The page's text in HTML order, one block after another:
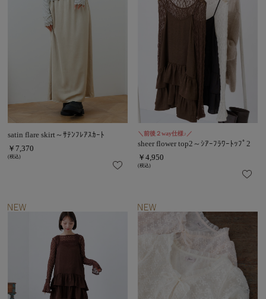
satin flare skirt～ｻﾃﾝﾌﾚｱｽｶｰﾄ
￥7,370
(税込)
＼前後２way仕様♪／
sheer flower top2～ｼｱｰﾌﾗﾜｰﾄｯﾌﾟ2
￥4,950
(税込)